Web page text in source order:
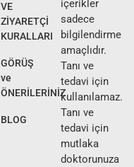
VE
ZİYARETÇİ
KURALLARI
GÖRÜŞ
ve
ÖNERİLERİNİZ
BLOG
içerikler
sadece
bilgilendirme
amaçlıdır.
Tanı ve
tedavi için
kullanılamaz.
Tanı ve
tedavi için
mutlaka
doktorunuza